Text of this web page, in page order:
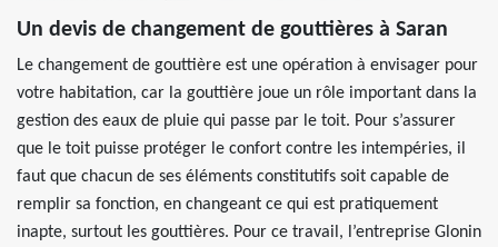
Un devis de changement de gouttières à Saran
Le changement de gouttière est une opération à envisager pour
votre habitation, car la gouttière joue un rôle important dans la
gestion des eaux de pluie qui passe par le toit. Pour s’assurer
que le toit puisse protéger le confort contre les intempéries, il
faut que chacun de ses éléments constitutifs soit capable de
remplir sa fonction, en changeant ce qui est pratiquement
inapte, surtout les gouttières. Pour ce travail, l’entreprise Glonin